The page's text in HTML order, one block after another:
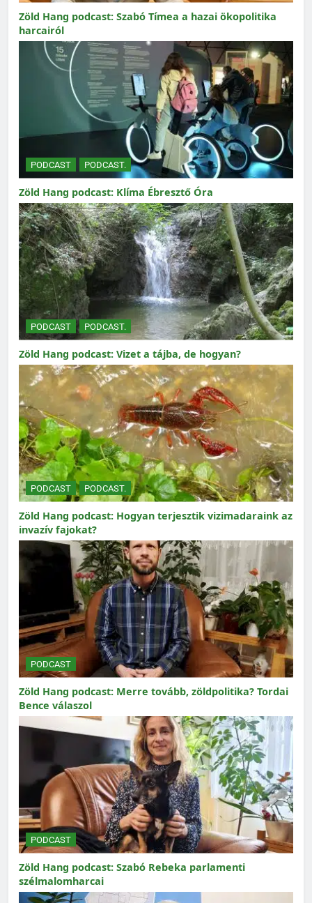
Zöld Hang podcast: Szabó Tímea a hazai ökopolitika
harcairól
PODCAST PODCAST.
Zöld Hang podcast: Klíma Ébresztő Óra
PODCAST PODCAST.
Zöld Hang podcast: Vizet a tájba, de hogyan?
PODCAST PODCAST.
Zöld Hang podcast: Hogyan terjesztik vizimadaraink az
invazív fajokat?
PODCAST
Zöld Hang podcast: Merre tovább, zöldpolitika? Tordai
Bence válaszol
PODCAST
Zöld Hang podcast: Szabó Rebeka parlamenti
szélmalomharcai